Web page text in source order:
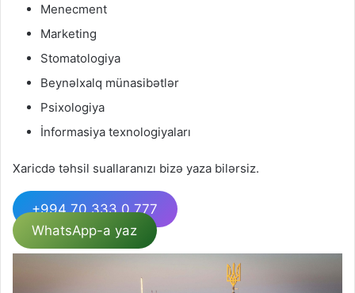
Menecment
Marketing
Stomatologiya
Beynəlxalq münasibətlər
Psixologiya
İnformasiya texnologiyaları
Xaricdə təhsil suallaranızı bizə yaza bilərsiz.
+994 70 333 0 777
WhatsApp-a yaz